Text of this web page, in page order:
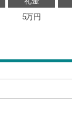
5万円